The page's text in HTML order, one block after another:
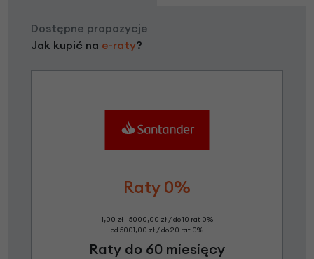
Dostępne propozycje
Jak kupić na e-raty?
Raty 0%
1,00 zł - 5000,00 zł / do 10 rat 0%
od 5001,00 zł / do 20 rat 0%
Raty do 60 miesięcy